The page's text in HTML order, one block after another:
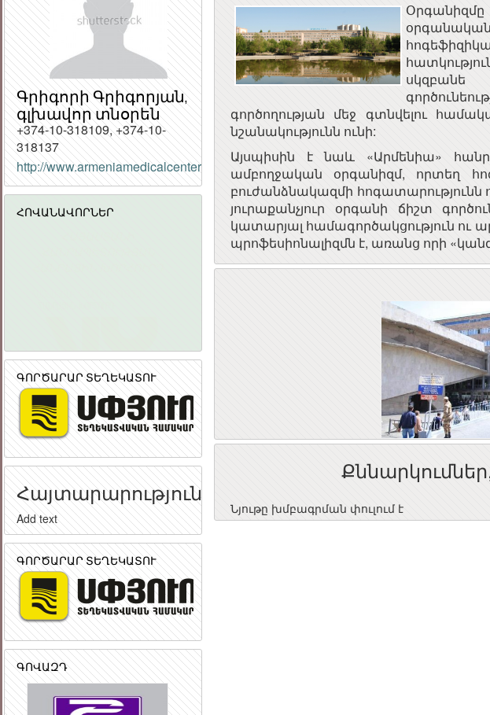
Գրիգորի Գրիգորյան,
գլխավոր տնօրեն
+374-10-318109, +374-10-
318137
http://www.armeniamedicalcenter.am/
ՀՈՎԱՆԱՎՈՐՆԵՐ
«ԱՐՄԻՆԿՈ» ՀԱՅԿԱԿԱՆ
ՏԵՂԵԿԱՏՎԱԿԱՆ
ԸՆԿԵՐՈՒԹՅՈՒՆ
Հայաստանի
ԳՈՐԾԱՐԱՐ ՏԵՂԵԿԱՏՈՒ
Հայտարարություն
Add text
ԳՈՐԾԱՐԱՐ ՏԵՂԵԿԱՏՈՒ
ԳՈՎԱԶԴ
գործողության մեջ գտնվելու
նշանակությունն ունի:
Այսպիսին է նաև «Արմենիա»
ամբողջական օրգանիզմ, որտեղ
բուժանձնակազմի
յուրաքանչյուր օրգանի ճիշտ
կատարյալ համագործակցություն ու
պրոֆեսիոնալիզմն է, առանց որի
Նյութը խմբագրման փուլում է